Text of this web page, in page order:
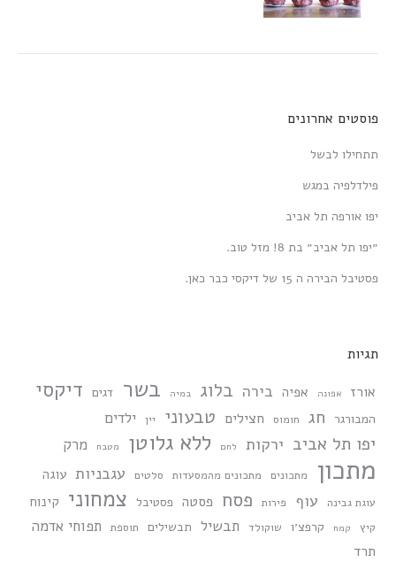
פוסטים אחרונים
תתחילו לבשל
פילדלפיה במגש
יפו אורפה תל אביב
״יפו תל אביב״ בת 8! מזל טוב.
פסטיבל הבירה ה 15 של דיקסי כבר כאן.
תגיות
אורז
אפונה אפיה בירה בלוג במיה בשר דגים דיקסי
המבורגר חג חומוס חצילים טבעוני יין ילדים
יפו תל אביב ירקות לחם ללא גלוטן מטבח מרק
מתכון מתכונים מתכונים מהמסעדות סלטים עגבניות עוגה
עוגת גבינה עוף פירות פסח פסטה פסטיבל צמחוני קינוח
קיץ קמח קרפצ׳ו שוקולד תבשיל תבשילים תוספת תפוחי אדמה
תרד